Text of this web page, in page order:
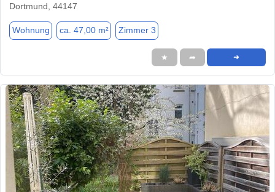
Dortmund, 44147
Wohnung ca. 47,00 m² Zimmer 3
★ ➦ ➜